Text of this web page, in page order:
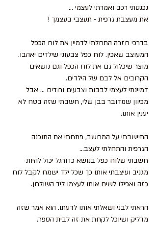
נכנסתי רכב ואמרתי לעצמי ...
את מעצבת גרפית - תעצבי בעצמך !
בדרכי חזרה התחלתי לדמיין את לוח הכפל
המעוצב שאכין. לוח כפל צבעוני שילדים יאהבו.
מוצר שיכלול גם את לוח הכפל וגם נושאים
הקרובים אל לבם של הילדים.
דמיינתי לעצמי לבבות וצבעים ורודים ... אבל
מכיוון שמדובר בבן שלי, חשבתי שזה בטח לא
יענין אותו.
התיישבתי על המחשב, פתחתי את התוכנה
הגרפית והתחלתי לעצב...
חשבתי שלוח כפל בנושא כדורגל יכול להיות
מגניב ועיצבתי אותו כך שכל ילד ישמח לקבל לוח
כזה ואפילו לשים אותו לעצמו ליד השולחן.
הראתי לבני ושאלתי אותו לדעתו. הוא אמר שזה
מדליק ושיוכל לקחת את זה לבית הספר.